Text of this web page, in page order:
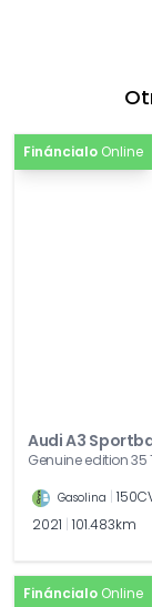
[7AA]
Fináncialo Online
Audi A3
Genuine edition 35
Gasolina
2021 101.483km
Fináncialo Online